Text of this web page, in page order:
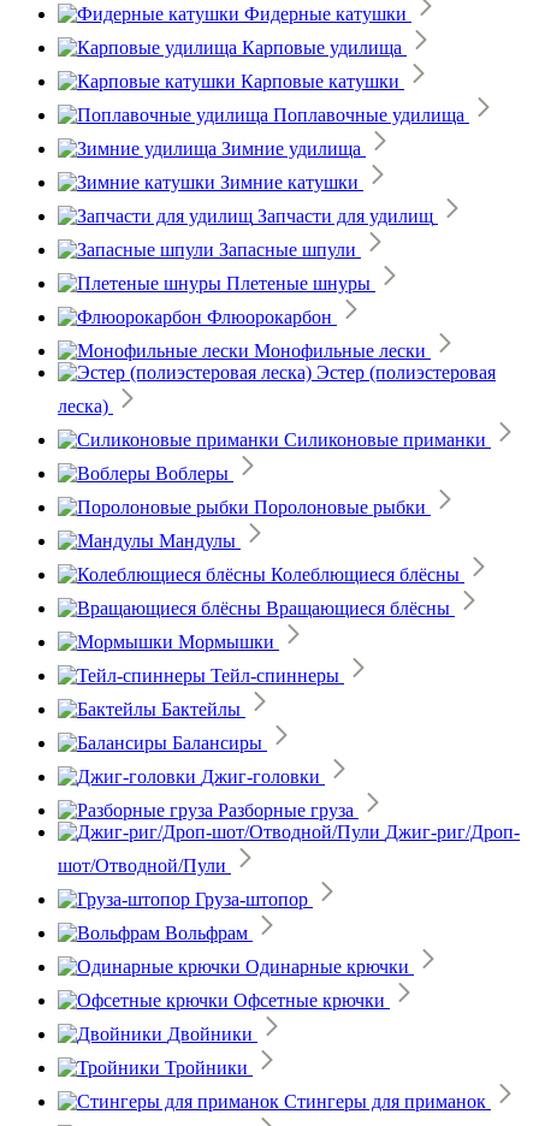
Фидерные катушки
Карповые удилища
Карповые катушки
Поплавочные удилища
Зимние удилища
Зимние катушки
Запчасти для удилищ
Запасные шпули
Плетеные шнуры
Флюорокарбон
Монофильные лески
Эстер (полиэстеровая
леска)
Силиконовые приманки
Воблеры
Поролоновые рыбки
Мандулы
Колеблющиеся блёсны
Вращающиеся блёсны
Мормышки
Тейл-спиннеры
Бактейлы
Балансиры
Джиг-головки
Разборные груза
Джиг-риг/Дроп-
шот/Отводной/Пули
Груза-штопор
Вольфрам
Одинарные крючки
Офсетные крючки
Двойники
Тройники
Стингеры для приманок